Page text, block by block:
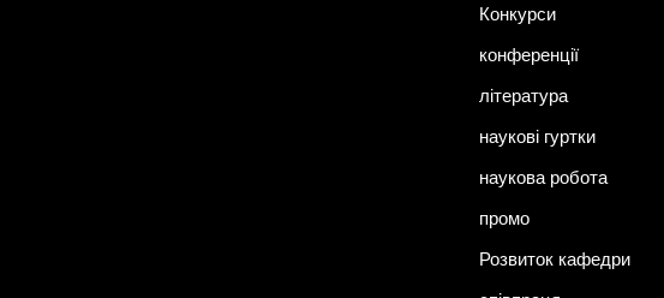
Конкурси
конференції
література
наукові гуртки
наукова робота
промо
Розвиток кафедри